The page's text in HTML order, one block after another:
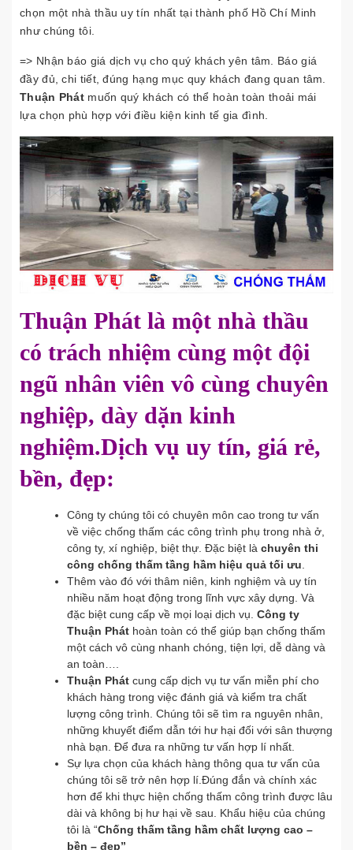
chọn một nhà thầu uy tín nhất tại thành phố Hồ Chí Minh
như chúng tôi.
=> Nhận báo giá dịch vụ cho quý khách yên tâm. Báo giá
đầy đủ, chi tiết, đúng hạng mục quy khách đang quan tâm.
Thuận Phát muốn quý khách có thể hoàn toàn thoải mái
lựa chọn phù hợp với điều kiện kinh tế gia đình.
Thuận Phát là một nhà thầu
có trách nhiệm cùng một đội
ngũ nhân viên vô cùng chuyên
nghiệp, dày dặn kinh
nghiệm.Dịch vụ uy tín, giá rẻ,
bền, đẹp:
Công ty chúng tôi có chuyên môn cao trong tư vấn
về việc chống thấm các công trình phụ trong nhà ở,
công ty, xí nghiệp, biệt thự. Đặc biệt là chuyên thi
công chống thấm tầng hầm hiệu quả tối ưu
Thêm vào đó với thâm niên, kinh nghiệm và uy tín
nhiều năm hoạt động trong lĩnh vực xây dựng. Và
đặc biệt cung cấp về mọi loại dịch vụ. Công ty
Thuận Phát hoàn toàn có thể giúp bạn chống thấm
một cách vô cùng nhanh chóng, tiện lợi, dễ dàng và
an toàn….
Thuận Phát cung cấp dịch vụ tư vấn miễn phí cho
khách hàng trong việc đánh giá và kiểm tra chất
lượng công trình. Chúng tôi sẽ tìm ra nguyên nhân,
những khuyết điểm dẫn tới hư hại đối với sân thượng
nhà bạn. Để đưa ra những tư vấn hợp lí nhất.
Sự lựa chọn của khách hàng thông qua tư vấn của
chúng tôi sẽ trở nên hợp lí.Đúng đắn và chính xác
hơn để khi thực hiện chống thấm công trình được lâu
dài và không bị hư hại về sau. Khẩu hiệu của chúng
tôi là “Chống thấm tầng hầm chất lượng cao –
bền – đẹp”